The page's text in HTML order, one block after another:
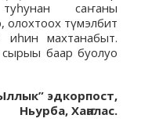
саҥаны
түмэлбит
иһин махтанабыт.
баар буолуо
эдкорпост,
Ньурба, Хаҥалас.